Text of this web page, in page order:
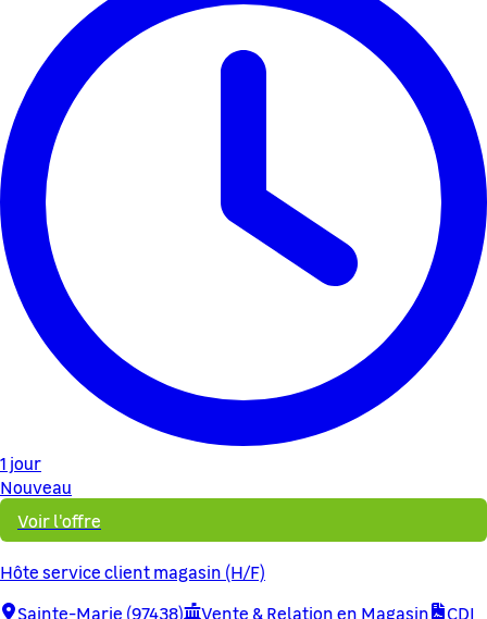
1 jour
Nouveau
Voir l'offre
Hôte service client magasin (H/F)
Sainte-Marie (97438)
Vente & Relation en Magasin CDI